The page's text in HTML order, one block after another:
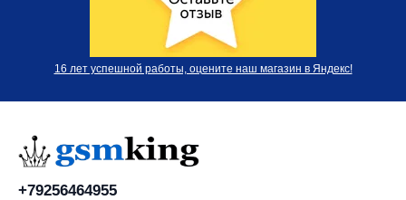
16 лет успешной работы, оцените наш магазин в Яндекс!
+79256464955